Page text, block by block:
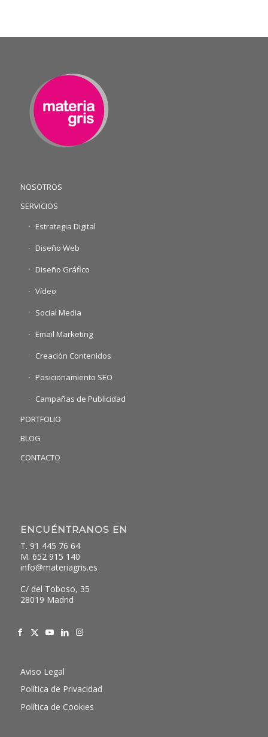
NOSOTROS
SERVICIOS
Estrategia Digital
Diseño Web
Diseño Gráfico
Vídeo
Social Media
Email Marketing
Creación Contenidos
Posicionamiento SEO
Campañas de Publicidad
PORTFOLIO
BLOG
CONTACTO
ENCUÉNTRANOS EN
T. 91 445 76 64
M. 652 915 140
info@materiagris.es
C/ del Toboso, 35
28019 Madrid
Aviso Legal
Política de Privacidad
Política de Cookies